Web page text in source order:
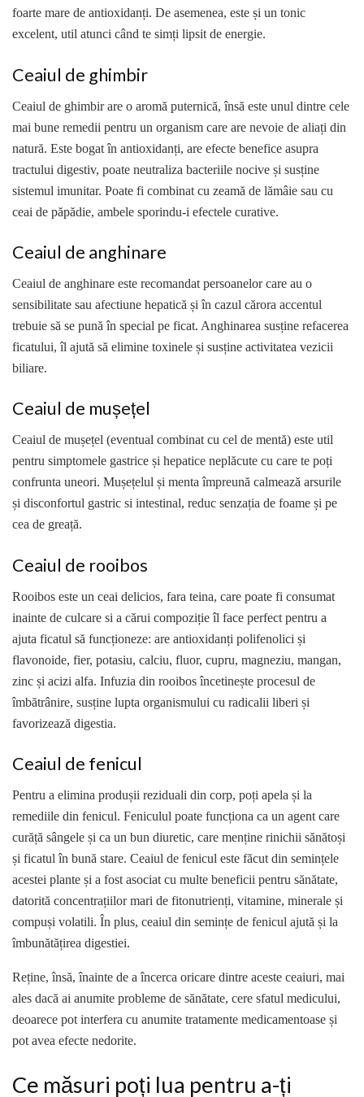
foarte mare de antioxidanți. De asemenea, este și un tonic
excelent, util atunci când te simți lipsit de energie.
Ceaiul de ghimbir
Ceaiul de ghimbir are o aromă puternică, însă este unul dintre cele
mai bune remedii pentru un organism care are nevoie de aliați din
natură. Este bogat în antioxidanți, are efecte benefice asupra
tractului digestiv, poate neutraliza bacteriile nocive și susține
sistemul imunitar. Poate fi combinat cu zeamă de lămâie sau cu
ceai de păpădie, ambele sporindu-i efectele curative.
Ceaiul de anghinare
Ceaiul de anghinare este recomandat persoanelor care au o
sensibilitate sau afectiune hepatică și în cazul cărora accentul
trebuie să se pună în special pe ficat. Anghinarea susține refacerea
ficatului, îl ajută să elimine toxinele și susține activitatea vezicii
biliare.
Ceaiul de mușețel
Ceaiul de mușețel (eventual combinat cu cel de mentă) este util
pentru simptomele gastrice și hepatice neplăcute cu care te poți
confrunta uneori. Mușețelul și menta împreună calmează arsurile
și disconfortul gastric si intestinal, reduc senzația de foame și pe
cea de greață.
Ceaiul de rooibos
Rooibos este un ceai delicios, fara teina, care poate fi consumat
inainte de culcare si a cărui compoziție îl face perfect pentru a
ajuta ficatul să funcționeze: are antioxidanți polifenolici și
flavonoide, fier, potasiu, calciu, fluor, cupru, magneziu, mangan,
zinc și acizi alfa. Infuzia din rooibos încetinește procesul de
îmbătrânire, susține lupta organismului cu radicalii liberi și
favorizează digestia.
Ceaiul de fenicul
Pentru a elimina produșii reziduali din corp, poți apela și la
remediile din fenicul. Feniculul poate funcționa ca un agent care
curăță sângele și ca un bun diuretic, care menține rinichii sănătoși
și ficatul în bună stare. Ceaiul de fenicul este făcut din semințele
acestei plante și a fost asociat cu multe beneficii pentru sănătate,
datorită concentrațiilor mari de fitonutrienți, vitamine, minerale și
compuși volatili. În plus, ceaiul din semințe de fenicul ajută și la
îmbunătățirea digestiei.
Reține, însă, înainte de a încerca oricare dintre aceste ceaiuri, mai
ales dacă ai anumite probleme de sănătate, cere sfatul medicului,
deoarece pot interfera cu anumite tratamente medicamentoase și
pot avea efecte nedorite.
Ce măsuri poți lua pentru a-ți